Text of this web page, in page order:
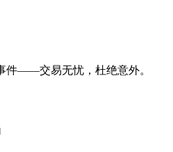
件——交易无忧，杜绝意外。